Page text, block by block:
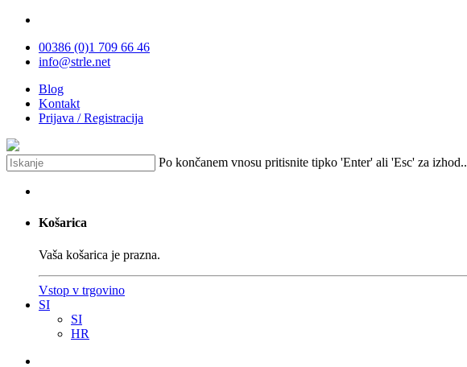
00386 (0)1 709 66 46
info@strle.net
Blog
Kontakt
Prijava / Registracija
Po končanem vnosu pritisnite tipko 'Enter' ali 'Esc' za izhod..
Košarica
Vaša košarica je prazna.
Vstop v trgovino
SI
SI
HR